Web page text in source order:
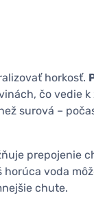
horkosť.
čo vedie
surová –
prepojenie
voda
chute.